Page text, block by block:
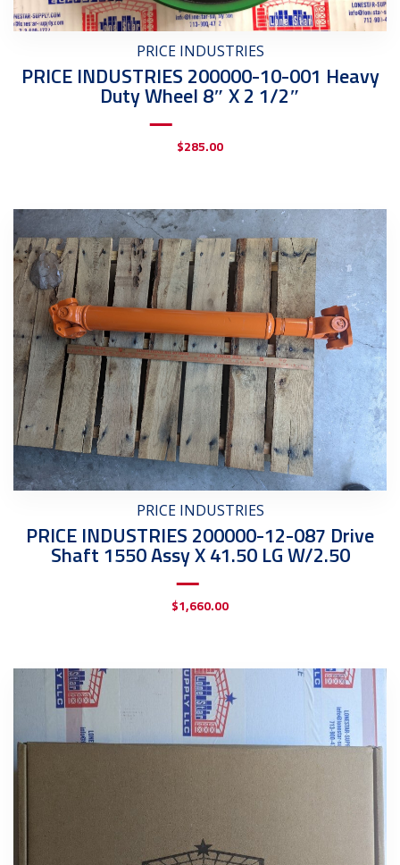
PRICE INDUSTRIES
PRICE INDUSTRIES 200000-10-001 Heavy
Duty Wheel 8″ X 2 1/2″
$285.00
PRICE INDUSTRIES
PRICE INDUSTRIES 200000-12-087 Drive
Shaft 1550 Assy X 41.50 LG W/2.50
$1,660.00